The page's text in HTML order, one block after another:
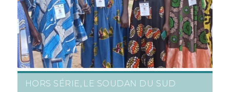
HORS SÉRIE , LE SOUDAN DU SUD